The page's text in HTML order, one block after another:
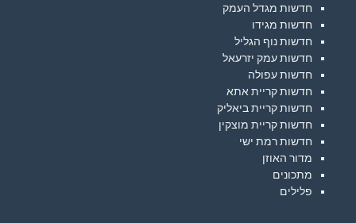
חדשות מגדל העמק
חדשות מגידו
חדשות נוף הגליל
חדשות עמק יזרעאל
חדשות עפולה
חדשות קריית אתא
חדשות קריית ביאליק
חדשות קריית מוצקין
חדשות רמת ישי
מדור האוזן
מתכונים
פלילים